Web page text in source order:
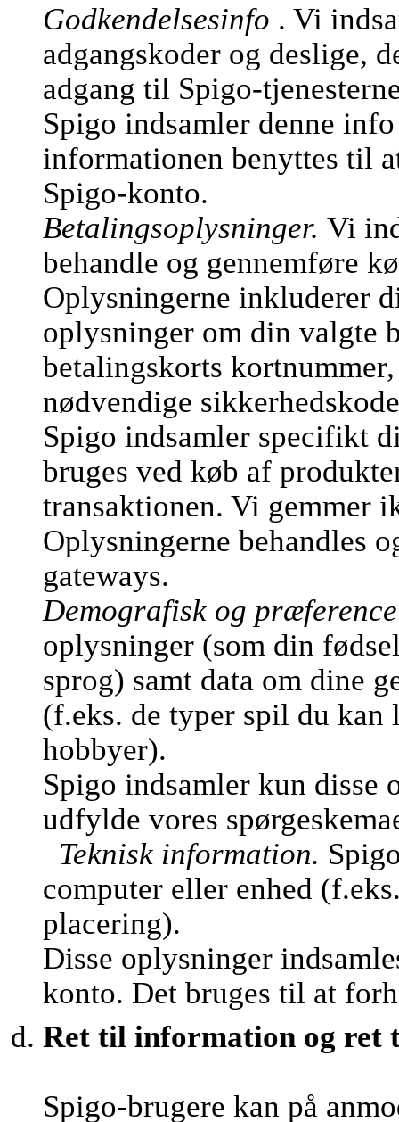
Godkendelsesinfo . Vi
adgangskoder og deslige,
adgang til Spigo-
Spigo indsamler denne
informationen benyttes til
Spigo-konto.
Betalingsoplysninger. Vi
behandle og gennemføre
Oplysningerne inkluderer
oplysninger om din valgte
betalingskorts
nødvendige
Spigo indsamler specifikt
bruges ved køb af
transaktionen. Vi gemmer
Oplysningerne behandles
gateways.
Demografisk og
oplysninger (som din
sprog) samt data om dine
(f.eks. de typer spil du kan
hobbyer).
Spigo indsamler kun
udfylde vores
Teknisk information.
computer eller enhed
placering).
Disse oplysninger
konto. Det bruges til at
Ret til information og ret
Spigo-brugere kan på